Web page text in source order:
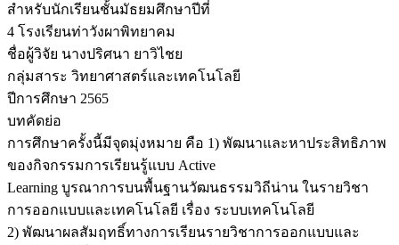
สำหรับนักเรียนชั้นมัธยมศึกษาปีที่
4 โรงเรียนท่าวังผาพิทยาคม
ชื่อผู้วิจัย นางปริศนา ยาวิไชย
กลุ่มสาระ วิทยาศาสตร์และเทคโนโลยี
ปีการศึกษา 2565
บทคัดย่อ
การศึกษาครั้งนี้มีจุดมุ่งหมาย คือ 1) พัฒนาและหาประสิทธิภาพ
ของกิจกรรมการเรียนรู้แบบ Active
Learning บูรณาการบนพื้นฐานวัฒนธรรมวิถีน่าน ในรายวิชา
การออกแบบและเทคโนโลยี เรื่อง ระบบเทคโนโลยี
2) พัฒนาผลสัมฤทธิ์ทางการเรียนรายวิชาการออกแบบและ